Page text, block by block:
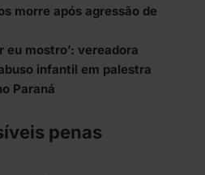
morre após agressão de
eu mostro’: vereadora
infantil em palestra
Paraná
penas